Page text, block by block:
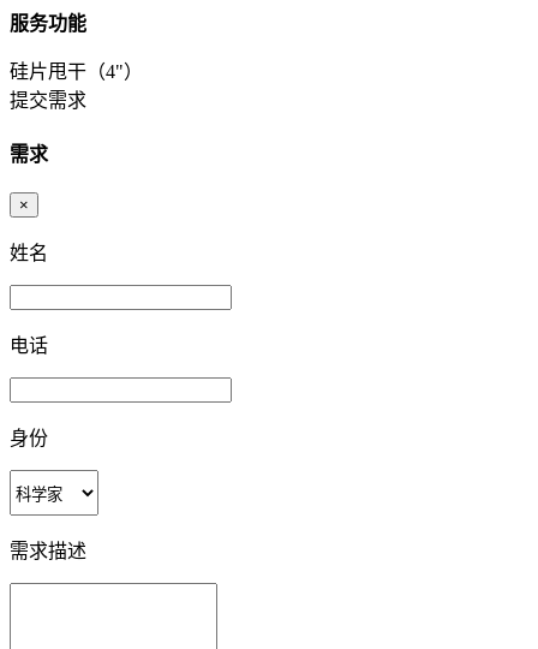
服务功能
硅片甩干（4"）
提交需求
需求
×
姓名
电话
身份
需求描述